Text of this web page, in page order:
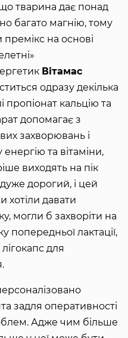
тварина дає понад
багато магнію, тому
премікс на основі
Вітамас
одразу декілька
пропіонат кальцію та
допомагає з
захворювань і
та вітаміни,
виходять на пік
дуже дорогий, і цей
хотіли давати
могли б захворіти на
попередньої лактації,
для
задля оперативності
Адже чим більше